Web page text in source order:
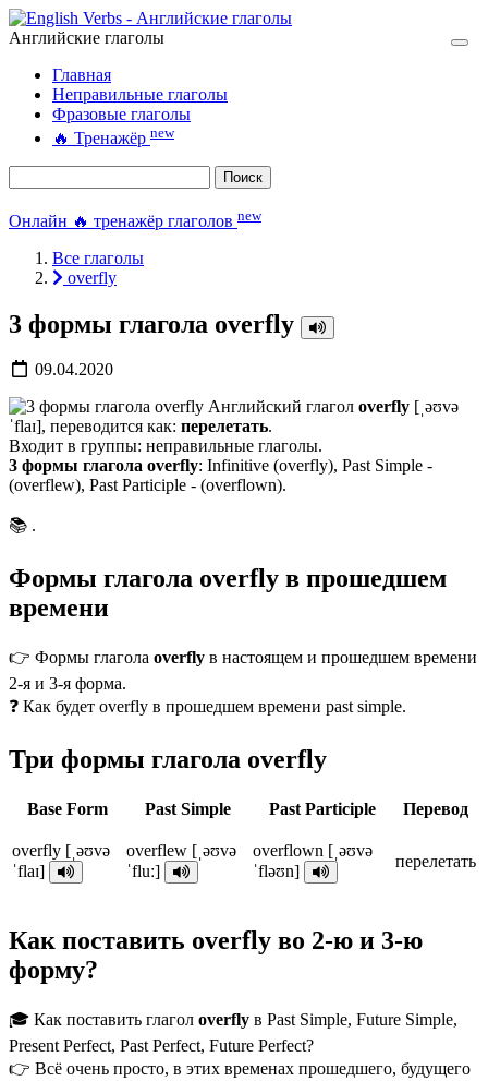
Английские глаголы
Главная
Неправильные глаголы
Фразовые глаголы
🔥 Тренажёр new
Поиск
Онлайн 🔥 тренажёр глаголов new
Все глаголы
overfly
3 формы глагола overfly
09.04.2020
Английский глагол overfly [ˌəʊvə
ˈflaɪ], переводится как: перелетать.
Входит в группы: неправильные глаголы.
3 формы глагола overfly: Infinitive (overfly), Past Simple -
(overflew), Past Participle - (overflown).
📚 .
Формы глагола overfly в прошедшем
времени
👉 Формы глагола overfly в настоящем и прошедшем времени
2-я и 3-я форма.
❓ Как будет overfly в прошедшем времени past simple.
Три формы глагола overfly
Base Form Past Simple Past Participle Перевод
overfly [ˌəʊvə
ˈflaɪ]
overflew [ˌəʊvə
ˈfluː]
overflown [ˌəʊvə
ˈfləʊn]
перелетать
Как поставить overfly во 2-ю и 3-ю
форму?
🎓 Как поставить глагол overfly в Past Simple, Future Simple,
Present Perfect, Past Perfect, Future Perfect?
👉 Всё очень просто, в этих временах прошедшего, будущего